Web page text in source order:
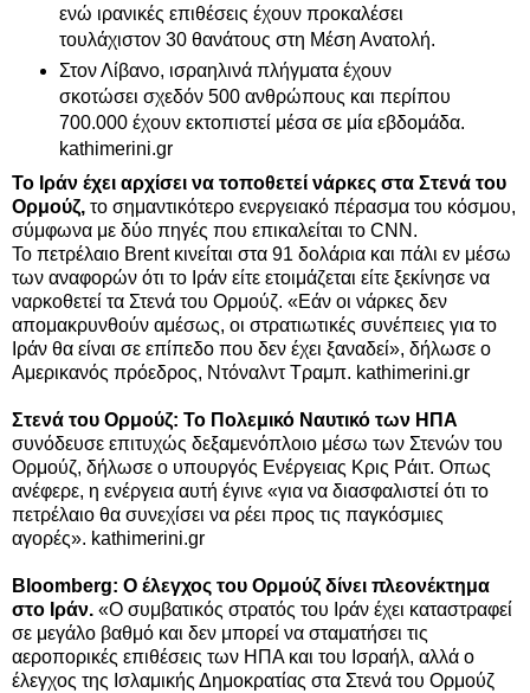
ενώ ιρανικές επιθέσεις έχουν προκαλέσει
τουλάχιστον 30 θανάτους στη Μέση Ανατολή.
Στον Λίβανο, ισραηλινά πλήγματα έχουν
σκοτώσει σχεδόν 500 ανθρώπους και περίπου
700.000 έχουν εκτοπιστεί μέσα σε μία εβδομάδα.
kathimerini.gr
Το Ιράν έχει αρχίσει να τοποθετεί νάρκες στα Στενά του
Ορμούζ, το σημαντικότερο ενεργειακό πέρασμα του κόσμου,
σύμφωνα με δύο πηγές που επικαλείται το CNN.
Το πετρέλαιο Brent κινείται στα 91 δολάρια και πάλι εν μέσω
των αναφορών ότι το Ιράν είτε ετοιμάζεται είτε ξεκίνησε να
ναρκοθετεί τα Στενά του Ορμούζ. «Εάν οι νάρκες δεν
απομακρυνθούν αμέσως, οι στρατιωτικές συνέπειες για το
Ιράν θα είναι σε επίπεδο που δεν έχει ξαναδεί», δήλωσε ο
Αμερικανός πρόεδρος, Ντόναλντ Τραμπ. kathimerini.gr
Στενά του Ορμούζ: Το Πολεμικό Ναυτικό των ΗΠΑ
συνόδευσε επιτυχώς δεξαμενόπλοιο μέσω των Στενών του
Ορμούζ, δήλωσε ο υπουργός Ενέργειας Κρις Ράιτ. Οπως
ανέφερε, η ενέργεια αυτή έγινε «για να διασφαλιστεί ότι το
πετρέλαιο θα συνεχίσει να ρέει προς τις παγκόσμιες
αγορές». kathimerini.gr
Bloomberg: Ο έλεγχος του Ορμούζ δίνει πλεονέκτημα
στο Ιράν. «Ο συμβατικός στρατός του Ιράν έχει καταστραφεί
σε μεγάλο βαθμό και δεν μπορεί να σταματήσει τις
αεροπορικές επιθέσεις των ΗΠΑ και του Ισραήλ, αλλά ο
έλεγχος της Ισλαμικής Δημοκρατίας στα Στενά του Ορμούζ